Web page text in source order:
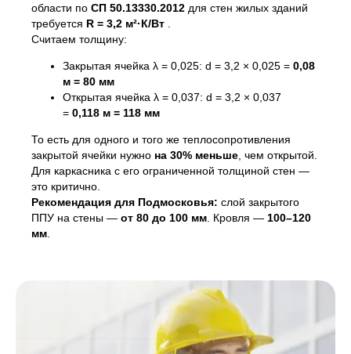
области по СП 50.13330.2012 для стен жилых зданий
требуется R = 3,2 м²·К/Вт .
Считаем толщину:
Закрытая ячейка λ = 0,025: d = 3,2 × 0,025 = 0,08
м = 80 мм
Открытая ячейка λ = 0,037: d = 3,2 × 0,037
= 0,118 м = 118 мм
То есть для одного и того же теплосопротивления
закрытой ячейки нужно на 30% меньше, чем открытой.
Для каркасника с его ограниченной толщиной стен —
это критично.
Рекомендация для Подмосковья: слой закрытого
ППУ на стены — от 80 до 100 мм. Кровля — 100–120
мм.